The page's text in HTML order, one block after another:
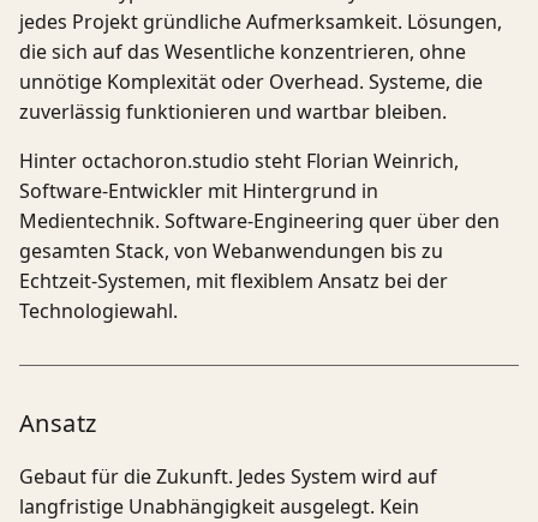
jedes Projekt gründliche Aufmerksamkeit. Lösungen,
die sich auf das Wesentliche konzentrieren, ohne
unnötige Komplexität oder Overhead. Systeme, die
zuverlässig funktionieren und wartbar bleiben.
Hinter octachoron.studio steht Florian Weinrich,
Software-Entwickler mit Hintergrund in
Medientechnik. Software-Engineering quer über den
gesamten Stack, von Webanwendungen bis zu
Echtzeit-Systemen, mit flexiblem Ansatz bei der
Technologiewahl.
Ansatz
Gebaut für die Zukunft. Jedes System wird auf
langfristige Unabhängigkeit ausgelegt. Kein